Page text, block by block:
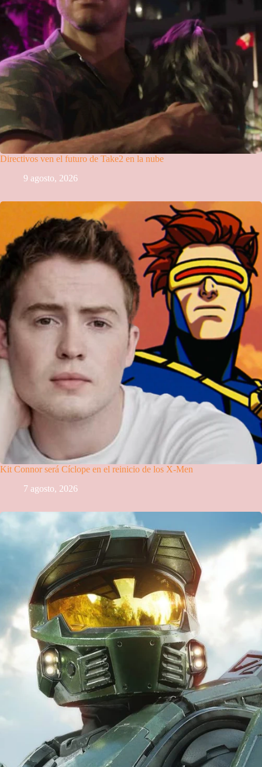
Directivos ven el futuro de Take2 en la nube
9 agosto, 2026
Kit Connor será Cíclope en el reinicio de los X-Men
7 agosto, 2026